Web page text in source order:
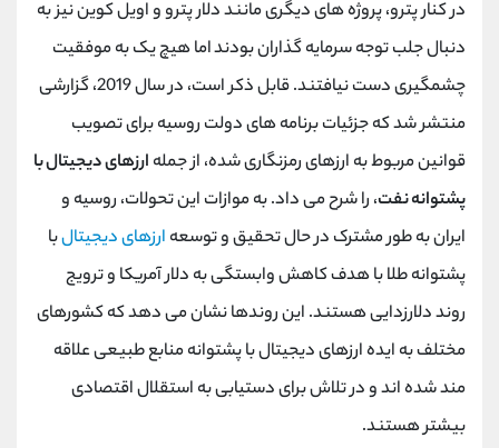
در کنار پترو، پروژه های دیگری مانند دلار پترو و اویل کوین نیز به
دنبال جلب توجه سرمایه گذاران بودند اما هیچ یک به موفقیت
چشمگیری دست نیافتند. قابل ذکر است، در سال 2019، گزارشی
منتشر شد که جزئیات برنامه های دولت روسیه برای تصویب
قوانین مربوط به ارزهای رمزنگاری شده، از جمله ارزهای دیجیتال با
پشتوانه نفت، را شرح می داد. به موازات این تحولات، روسیه و
ایران به طور مشترک در حال تحقیق و توسعه ارزهای دیجیتالبا
پشتوانه طلا با هدف کاهش وابستگی به دلار آمریکا و ترویج
روند دلارزدایی هستند. این روندها نشان می دهد که کشورهای
مختلف به ایده ارزهای دیجیتال با پشتوانه منابع طبیعی علاقه
مند شده اند و در تلاش برای دستیابی به استقلال اقتصادی
بیشتر هستند.